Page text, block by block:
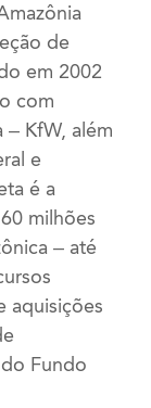
de
em 2002
com
KfW, além
e
é a
milhões
– até
aquisições
Fundo